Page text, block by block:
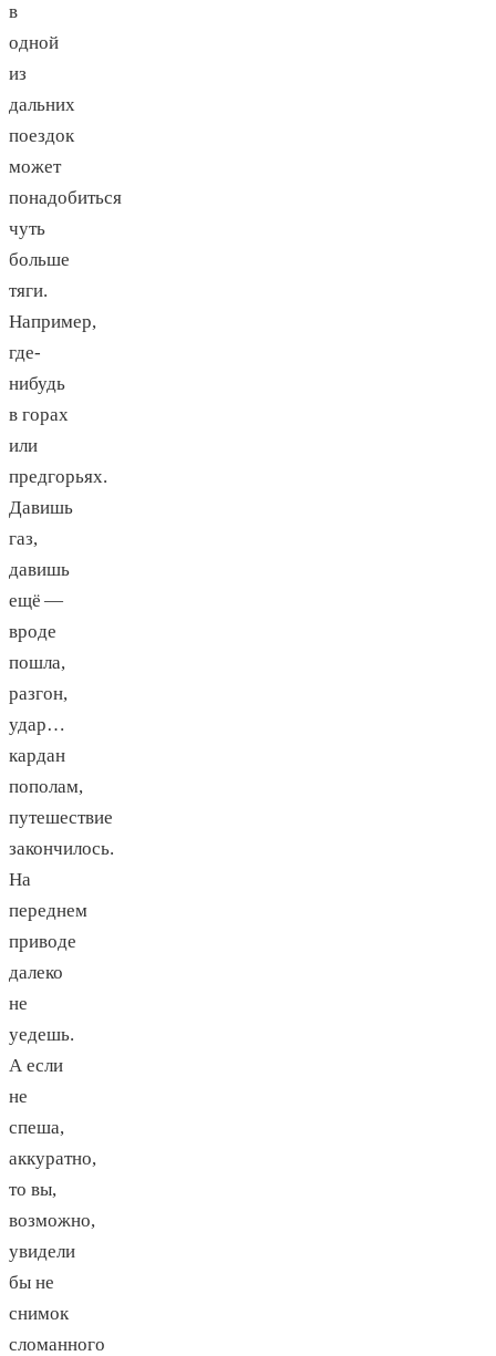
в
одной
из
дальних
поездок
может
понадобиться
чуть
больше
тяги.
Например,
где-
нибудь
в горах
или
предгорьях.
Давишь
газ,
давишь
ещё —
вроде
пошла,
разгон,
удар…
кардан
пополам,
путешествие
закончилось.
На
переднем
приводе
далеко
не
уедешь.
А если
не
спеша,
аккуратно,
то вы,
возможно,
увидели
бы не
снимок
сломанного